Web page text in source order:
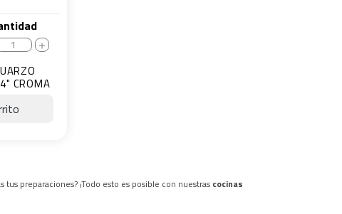
＋
CROMA
preparaciones? ¡Todo esto es posible con nuestras cocinas